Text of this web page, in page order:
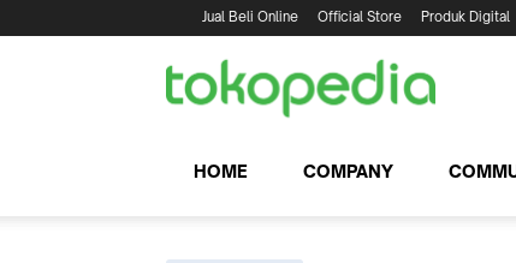
Jual Beli Online Official Store Produk Digital
HOME COMPANY